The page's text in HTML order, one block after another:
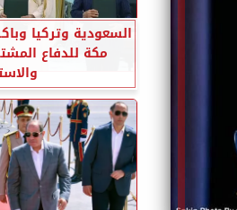
السعودية وتركيا
مكة للدفاع